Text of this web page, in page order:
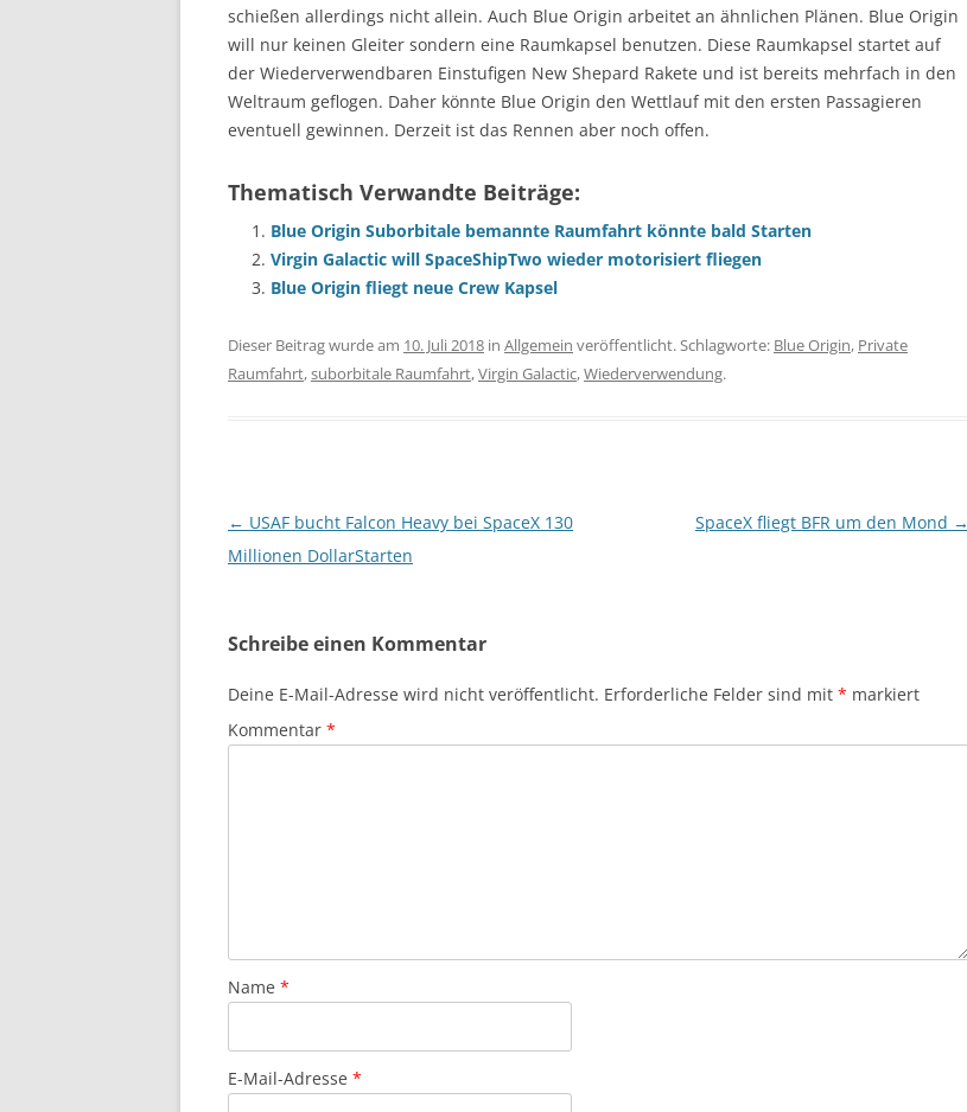
schießen allerdings nicht allein. Auch Blue Origin arbeitet an ähnlichen Plänen. Blue Origin
will nur keinen Gleiter sondern eine Raumkapsel benutzen. Diese Raumkapsel startet auf
der Wiederverwendbaren Einstufigen New Shepard Rakete und ist bereits mehrfach in den
Weltraum geflogen. Daher könnte Blue Origin den Wettlauf mit den ersten Passagieren
eventuell gewinnen. Derzeit ist das Rennen aber noch offen.
Thematisch Verwandte Beiträge:
Blue Origin Suborbitale bemannte Raumfahrt könnte bald Starten
Virgin Galactic will SpaceShipTwo wieder motorisiert fliegen
Blue Origin fliegt neue Crew Kapsel
Dieser Beitrag wurde am 10. Juli 2018 in Allgemein veröffentlicht. Schlagworte: Blue Origin, Private
Raumfahrt,suborbitale Raumfahrt,Virgin Galactic,Wiederverwendung.
Beitragsnavigation
← USAF bucht Falcon Heavy bei SpaceX 130
Millionen DollarStarten
SpaceX fliegt BFR um den Mond →
Schreibe einen Kommentar
Deine E-Mail-Adresse wird nicht veröffentlicht. Erforderliche Felder sind mit * markiert
Kommentar *
Name *
E-Mail-Adresse *